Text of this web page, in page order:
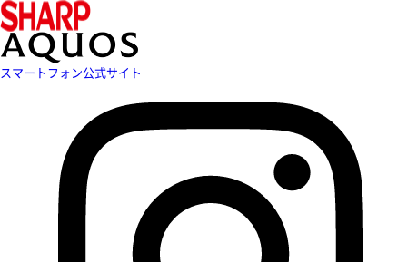
スマートフォン公式サイト